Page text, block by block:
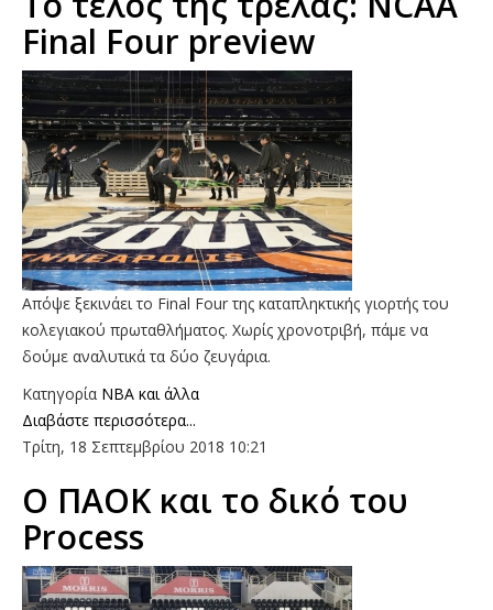
Final Four preview
Aπόψε ξεκινάει το Final Four της καταπληκτικής γιορτής του
κολεγιακού πρωταθλήματος. Χωρίς χρονοτριβή, πάμε να
δούμε αναλυτικά τα δύο ζευγάρια.
Κατηγορία NBA και άλλα
Διαβάστε περισσότερα...
Τρίτη, 18 Σεπτεμβρίου 2018 10:21
O ΠΑΟΚ και το δικό του
Process